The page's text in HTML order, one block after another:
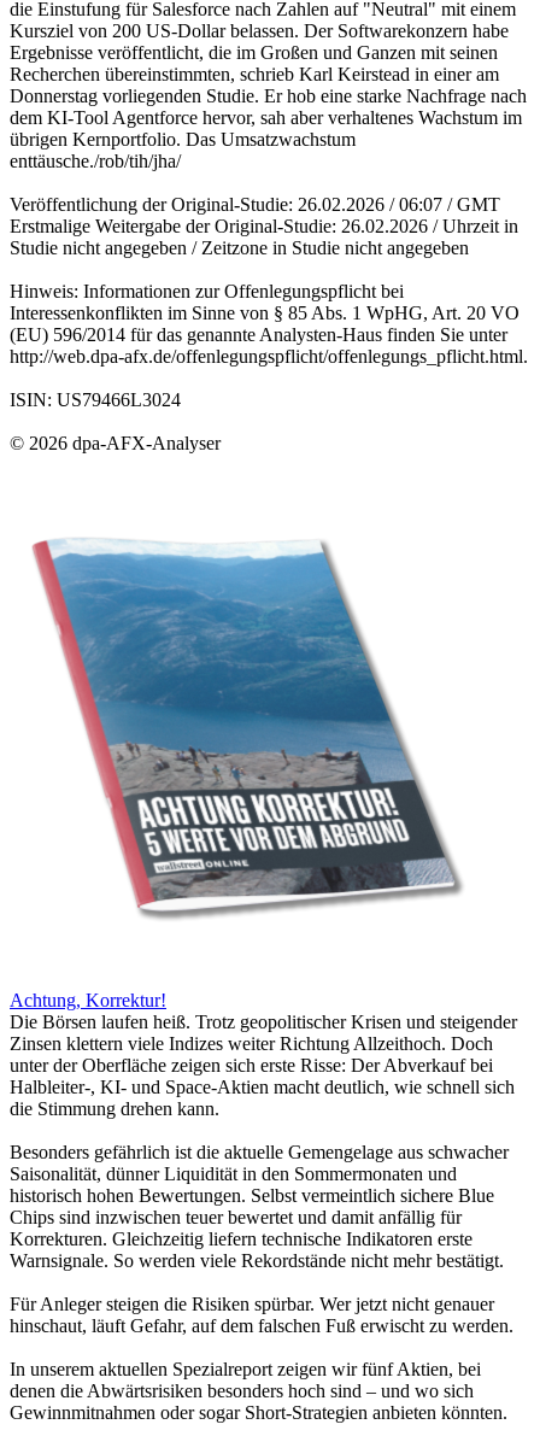
die Einstufung für Salesforce nach Zahlen auf "Neutral" mit einem
Kursziel von 200 US-Dollar belassen. Der Softwarekonzern habe
Ergebnisse veröffentlicht, die im Großen und Ganzen mit seinen
Recherchen übereinstimmten, schrieb Karl Keirstead in einer am
Donnerstag vorliegenden Studie. Er hob eine starke Nachfrage nach
dem KI-Tool Agentforce hervor, sah aber verhaltenes Wachstum im
übrigen Kernportfolio. Das Umsatzwachstum
enttäusche./rob/tih/jha/
Veröffentlichung der Original-Studie: 26.02.2026 / 06:07 / GMT
Erstmalige Weitergabe der Original-Studie: 26.02.2026 / Uhrzeit in
Studie nicht angegeben / Zeitzone in Studie nicht angegeben
Hinweis: Informationen zur Offenlegungspflicht bei
Interessenkonflikten im Sinne von § 85 Abs. 1 WpHG, Art. 20 VO
(EU) 596/2014 für das genannte Analysten-Haus finden Sie unter
http://web.dpa-afx.de/offenlegungspflicht/offenlegungs_pflicht.html.
ISIN: US79466L3024
© 2026 dpa-AFX-Analyser
Achtung, Korrektur!
Die Börsen laufen heiß. Trotz geopolitischer Krisen und steigender
Zinsen klettern viele Indizes weiter Richtung Allzeithoch. Doch
unter der Oberfläche zeigen sich erste Risse: Der Abverkauf bei
Halbleiter-, KI- und Space-Aktien macht deutlich, wie schnell sich
die Stimmung drehen kann.
Besonders gefährlich ist die aktuelle Gemengelage aus schwacher
Saisonalität, dünner Liquidität in den Sommermonaten und
historisch hohen Bewertungen. Selbst vermeintlich sichere Blue
Chips sind inzwischen teuer bewertet und damit anfällig für
Korrekturen. Gleichzeitig liefern technische Indikatoren erste
Warnsignale. So werden viele Rekordstände nicht mehr bestätigt.
Für Anleger steigen die Risiken spürbar. Wer jetzt nicht genauer
hinschaut, läuft Gefahr, auf dem falschen Fuß erwischt zu werden.
In unserem aktuellen Spezialreport zeigen wir fünf Aktien, bei
denen die Abwärtsrisiken besonders hoch sind – und wo sich
Gewinnmitnahmen oder sogar Short-Strategien anbieten könnten.